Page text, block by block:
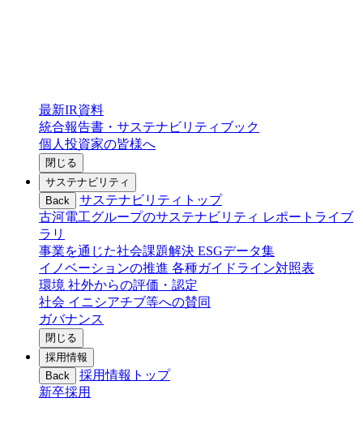
最新IR資料
統合報告書・サステナビリティブック
個人投資家の皆様へ
閉じる
サステナビリティ
Back
サステナビリティトップ
古河電工グループのサステナビリティ レポートライブ
ラリ
事業を通じた社会課題解決 ESGデータ集
イノベーションの推進 各種ガイドライン対照表
環境 社外からの評価・認定
社会 イニシアチブ等への賛同
ガバナンス
閉じる
採用情報
Back
採用情報トップ
新卒採用